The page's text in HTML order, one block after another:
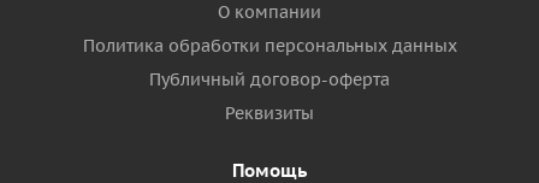
О компании
Политика обработки персональных данных
Публичный договор-оферта
Реквизиты
Помощь